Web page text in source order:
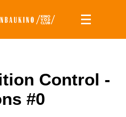
Control -
#0